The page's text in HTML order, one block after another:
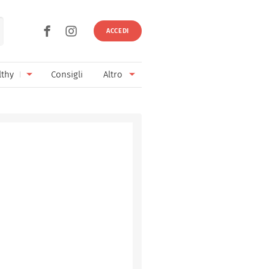
ACCEDI
Consigli Altro